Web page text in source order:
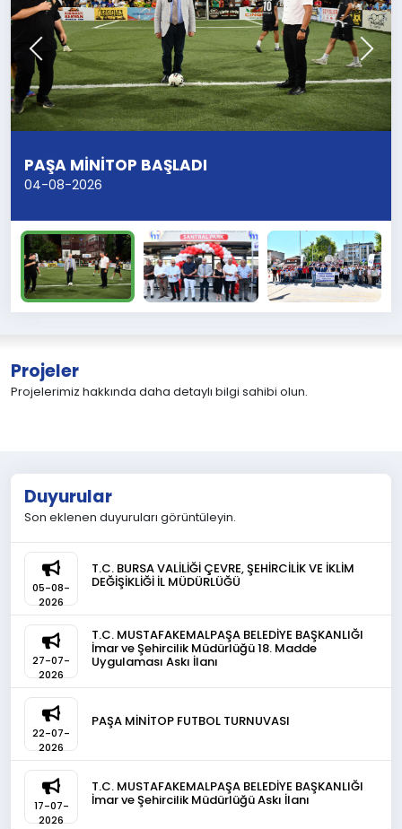
PAŞA MİNİTOP BAŞLADI
04-08-2026
Projeler
Projelerimiz hakkında daha detaylı bilgi sahibi olun.
Duyurular
Son eklenen duyuruları görüntüleyin.
05-08-
2026
T.C. BURSA VALİLİĞİ ÇEVRE, ŞEHİRCİLİK VE İKLİM
DEĞİŞİKLİĞİ İL MÜDÜRLÜĞÜ
27-07-
2026
T.C. MUSTAFAKEMALPAŞA BELEDİYE BAŞKANLIĞI
İmar ve Şehircilik Müdürlüğü 18. Madde
Uygulaması Askı İlanı
22-07-
2026
PAŞA MİNİTOP FUTBOL TURNUVASI
17-07-
2026
T.C. MUSTAFAKEMALPAŞA BELEDİYE BAŞKANLIĞI
İmar ve Şehircilik Müdürlüğü Askı İlanı